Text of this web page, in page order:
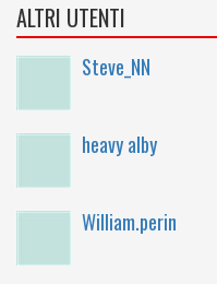
ALTRI UTENTI
Steve_NN
heavy alby
William.perin